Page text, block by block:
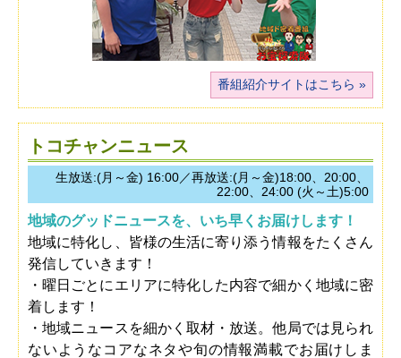
番組紹介サイトはこちら
トコチャンニュース
生放送:(月～金) 16:00／再放送:(月～金)18:00、20:00、
22:00、24:00 (火～土)5:00
地域のグッドニュースを、いち早くお届けします！
地域に特化し、皆様の生活に寄り添う情報をたくさん
発信していきます！
・曜日ごとにエリアに特化した内容で細かく地域に密
着します！
・地域ニュースを細かく取材・放送。他局では見られ
ないようなコアなネタや旬の情報満載でお届けしま